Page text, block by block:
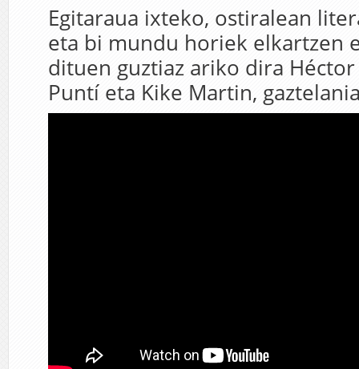
Egitaraua ixteko, ostiralean
eta bi mundu horiek elkartzen
dituen guztiaz ariko dira Héctor
Puntí eta Kike Martin,